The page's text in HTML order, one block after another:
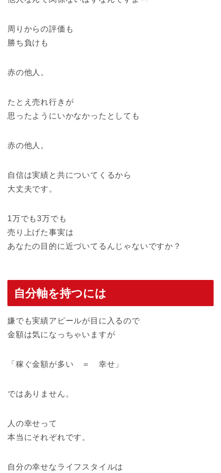
周りからの評価も
勝ち負けも
赤の他人。
たとえ売れ行きが
思ったようにいかなかったとしても
赤の他人。
自信は実績と共についてくるから
大丈夫です。
1万でも3万でも
売り上げた事実は
あなたの目的に近づいてるんじゃないですか？
自分軸を持つには
嫌でも実績アピールが目に入るので
金額は気になっちゃいますが
「稼ぐ金額が多い ＝ 幸せ」
ではありません。
人の幸せって
本当にそれぞれです。
自分の幸せなライフスタイルは